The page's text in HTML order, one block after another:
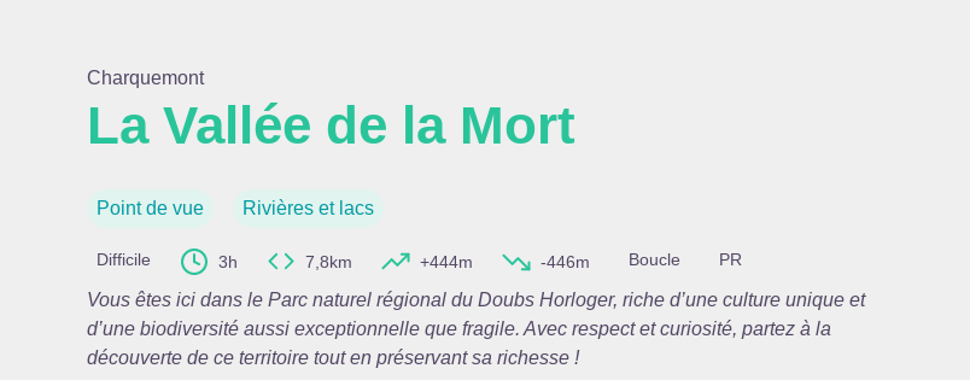
Charquemont
La Vallée de la Mort
Point de vue Rivières et lacs
Difficile 3h 7,8km +444m -446m Boucle PR
Vous êtes ici dans le Parc naturel régional du Doubs Horloger, riche d’une culture unique et
d’une biodiversité aussi exceptionnelle que fragile. Avec respect et curiosité, partez à la
découverte de ce territoire tout en préservant sa richesse !